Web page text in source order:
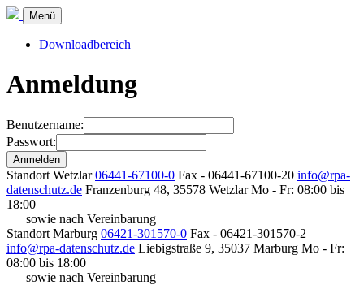
Menü
Downloadbereich
Anmeldung
Benutzername:
Passwort:
Standort Wetzlar 06441-67100-0 Fax - 06441-67100-20 info@rpa-
datenschutz.de Franzenburg 48, 35578 Wetzlar Mo - Fr: 08:00 bis
18:00
sowie nach Vereinbarung
Standort Marburg 06421-301570-0 Fax - 06421-301570-2
info@rpa-datenschutz.de Liebigstraße 9, 35037 Marburg Mo - Fr:
08:00 bis 18:00
sowie nach Vereinbarung